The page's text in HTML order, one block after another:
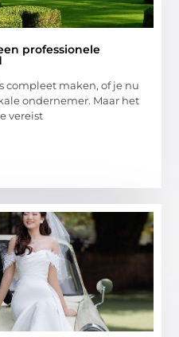
professionele
compleet maken, of je nu
ondernemer. Maar het
vereist